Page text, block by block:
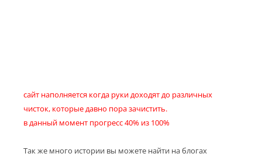
сайт наполняется когда руки доходят до различных
чисток, которые давно пора зачистить.
в данный момент прогресс 40% из 100%
Так же много истории вы можете найти на блогах